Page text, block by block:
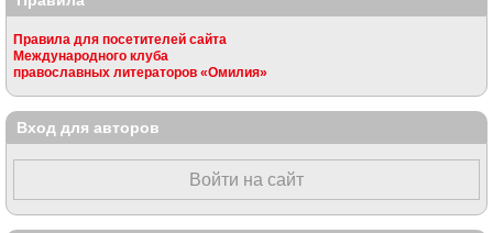
Правила для посетителей сайта
Международного клуба
православных литераторов «Омилия»
Вход для авторов
Войти на сайт